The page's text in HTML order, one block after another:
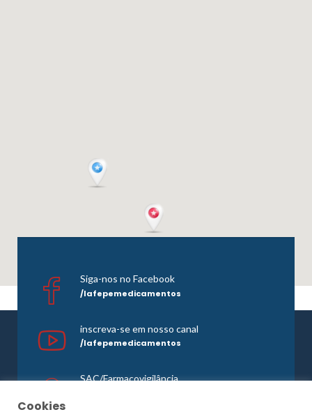
Siga-nos no Facebook
/lafepemedicamentos
inscreva-se em nosso canal
/lafepemedicamentos
SAC/Farmacovigilância
Cookies